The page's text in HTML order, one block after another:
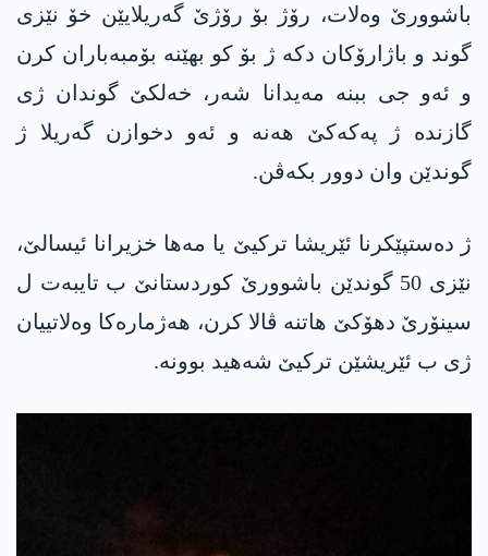
باشوورێ وەلات، رۆژ بۆ رۆژێ گەریلایێن خۆ نێزی
گوند و باژارۆکان دکە ژ بۆ کو بھێنە بۆمبەباران کرن
و ئەو جی ببنە مەیدانا شەر، خەلکێ گوندان ژی
گازندە ژ پەکەکێ ھەنە و ئەو دخوازن گەریلا ژ
گوندێن وان دوور بکەڤن.
ژ دەستپێکرنا ئێریشا ترکیێ یا مەھا خزیرانا ئیسالێ،
نێزی 50 گوندێن باشوورێ کوردستانێ ب تایبەت ل
سینۆرێ دھۆکێ ھاتنە ڤالا کرن، ھەژمارەکا وەلاتییان
ژی ب ئێریشێن ترکیێ شەھید بوونە.